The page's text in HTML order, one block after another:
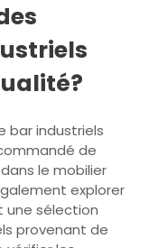
bar industriels
de
le mobilier
explorer
une sélection
provenant de